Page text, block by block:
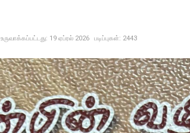
உருவாக்கப்பட்டது: 19 ஏப்ரல் 2026 படிப்புகள்: 2443